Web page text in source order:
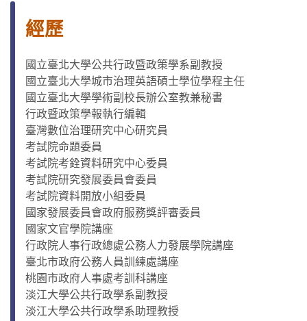
經歷
國立臺北大學公共行政暨政策學系副教授
國立臺北大學城市治理英語碩士學位學程主任
國立臺北大學學術副校長辦公室教兼秘書
行政暨政策學報執行編輯
臺灣數位治理研究中心研究員
考試院命題委員
考試院考銓資料研究中心委員
考試院研究發展委員會委員
考試院資料開放小組委員
國家發展委員會政府服務獎評審委員
國家文官學院講座
行政院人事行政總處公務人力發展學院講座
臺北市政府公務人員訓練處講座
桃園市政府人事處考訓科講座
淡江大學公共行政學系副教授
淡江大學公共行政學系助理教授